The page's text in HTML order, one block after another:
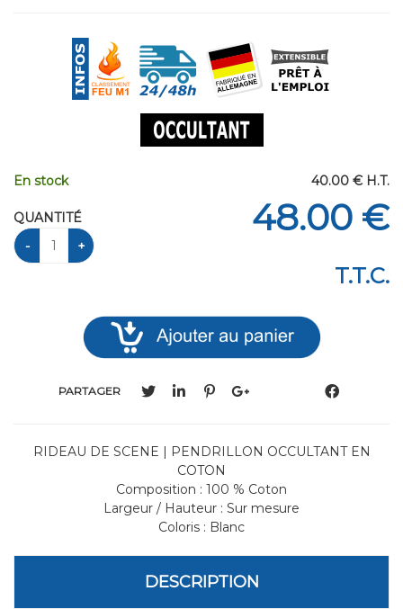
40.00 € H.T.
48.00 €
T.T.C.
En stock
QUANTITÉ
PARTAGER
RIDEAU DE SCENE | PENDRILLON OCCULTANT EN
COTON
Composition : 100 % Coton
Largeur / Hauteur : Sur mesure
Coloris : Blanc
DESCRIPTION